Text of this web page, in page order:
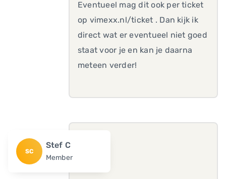
Eventueel mag dit ook per ticket
op vimexx.nl/ticket . Dan kijk ik
direct wat er eventueel niet goed
staat voor je en kan je daarna
meteen verder!
SC
Stef C
Member